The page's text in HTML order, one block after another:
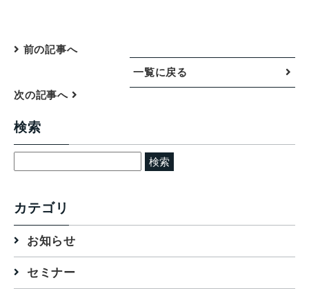
前の記事へ
一覧に戻る
次の記事へ
検索
索:
カテゴリ
お知らせ
セミナー